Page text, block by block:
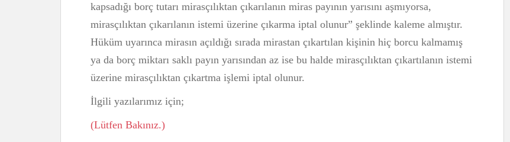
kapsadığı borç tutarı mirasçılıktan çıkarılanın miras payının yarısını aşmıyorsa,
mirasçılıktan çıkarılanın istemi üzerine çıkarma iptal olunur” şeklinde kaleme almıştır.
Hüküm uyarınca mirasın açıldığı sırada mirastan çıkartılan kişinin hiç borcu kalmamış
ya da borç miktarı saklı payın yarısından az ise bu halde mirasçılıktan çıkartılanın istemi
üzerine mirasçılıktan çıkartma işlemi iptal olunur.
İlgili yazılarımız için;
(Lütfen Bakınız.)